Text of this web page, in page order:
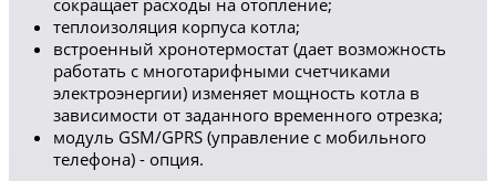
сокращает расходы на отопление;
теплоизоляция корпуса котла;
встроенный хронотермостат (дает возможность
работать с многотарифными счетчиками
электроэнергии) изменяет мощность котла в
зависимости от заданного временного отрезка;
модуль GSM/GPRS (управление с мобильного
телефона) - опция.